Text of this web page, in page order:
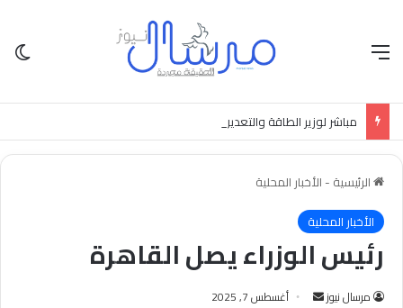
القائمة
الرئيسية - الأخبار المحلية
الأخبار المحلية
رئيس الوزراء يصل القاهرة
مرسال نيوز
أرسل أغسطس 7, 2025